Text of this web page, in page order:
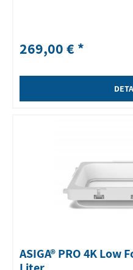
269,00 € *
ASIGA® PRO 4K Low